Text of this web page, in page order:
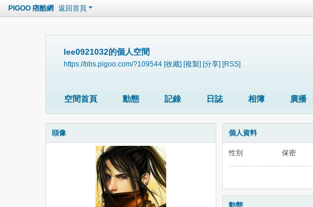
PIGOO 痞酷網 返回首頁
lee0921032的個人空間
https://bbs.pigoo.com/?109544 [收藏] [複製] [分享] [RSS]
空間首頁 動態 記錄 日誌 相簿 廣播
頭像 個人資料
性別 保密
動態